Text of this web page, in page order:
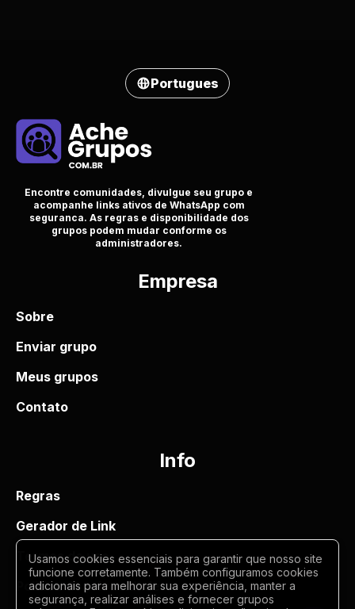
Portugues
Encontre comunidades, divulgue seu grupo e
acompanhe links ativos de WhatsApp com
seguranca. As regras e disponibilidade dos
grupos podem mudar conforme os
administradores.
Empresa
Sobre
Enviar grupo
Meus grupos
Contato
Info
Regras
Gerador de Link
Termos de uso
Politica de privacidade
Usamos cookies essenciais para garantir que nosso site
funcione corretamente. Também configuramos cookies
adicionais para melhorar sua experiência, manter a
segurança, realizar análises e fornecer grupos